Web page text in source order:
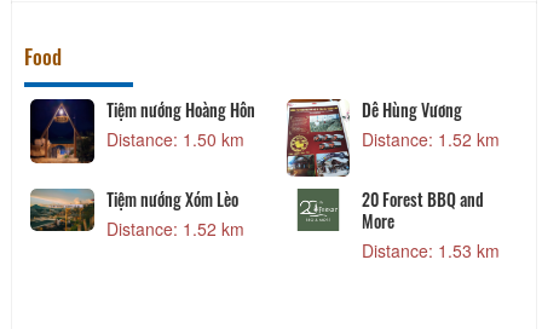
Food
Tiệm nướng Hoàng Hôn
Distance: 1.50 km
Dê Hùng Vương
Distance: 1.52 km
Tiệm nướng Xóm Lèo
Distance: 1.52 km
20 Forest BBQ and
More
Distance: 1.53 km